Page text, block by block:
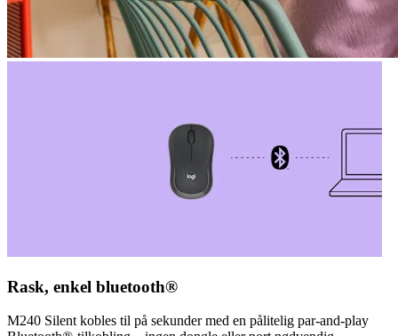
Rask, enkel bluetooth®
M240 Silent kobles til på sekunder med en pålitelig par-and-play